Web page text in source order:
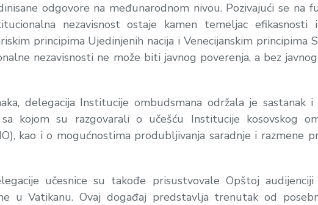
odgovore na međunarodnom nivou. Pozivajući se na
nezavisnost ostaje kamen temeljac
principima Ujedinjenih nacija i Venecijanskim principima
nezavisnosti ne može biti javnog poverenja, a bez
delegacija Institucije ombudsmana održala je sastanak i
kojom su razgovarali o učešću Institucije kosovskog
kao i o mogućnostima produbljivanja saradnje i razmene
učesnice su takođe prisustvovale Opštoj
u Vatikanu. Ovaj događaj predstavlja trenutak od